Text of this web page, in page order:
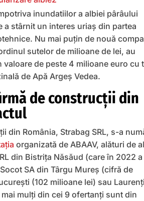
inundatiilor a albiei pârâului
a stârnit un interes uriaş din partea
Nu mai puţin de nouă
sutelor de milioane de lei, au
de peste 4 milioane euro cu
de Apă Argeş Vedea.
de construcţii din
din România, Strabag SRL, s-a
organizată de ABAAV, alături de
din Bistriţa Năsăud (care în 2022 a
SA din Târgu Mureş (cifră de
(102 milioane lei) sau
mulţi din cei 9 ofertanţi sunt din